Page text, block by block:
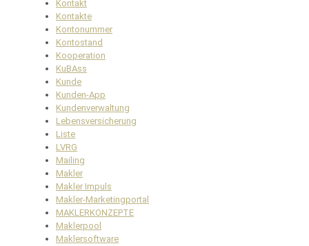
Kontakt
Kontakte
Kontonummer
Kontostand
Kooperation
KuBAss
Kunde
Kunden-App
Kundenverwaltung
Lebensversicherung
Liste
LVRG
Mailing
Makler
Makler Impuls
Makler-Marketingportal
MAKLERKONZEPTE
Maklerpool
Maklersoftware